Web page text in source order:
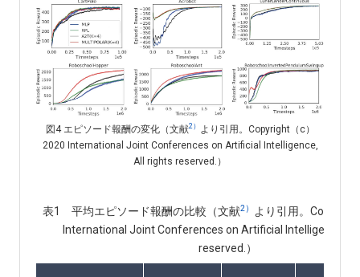
図4 エピソード報酬の変化（文献2） より引用。Copyright（c）
2020 International Joint Conferences on Artificial Intelligence,
All rights reserved.）
表1 平均エピソード報酬の比較（文献2）
より引用。
International Joint Conferences on Artificial Intelligence,
reserved.）